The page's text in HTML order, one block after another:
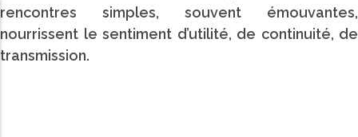
rencontres simples, souvent émouvantes,
nourrissent le sentiment d’utilité, de continuité, de
transmission.